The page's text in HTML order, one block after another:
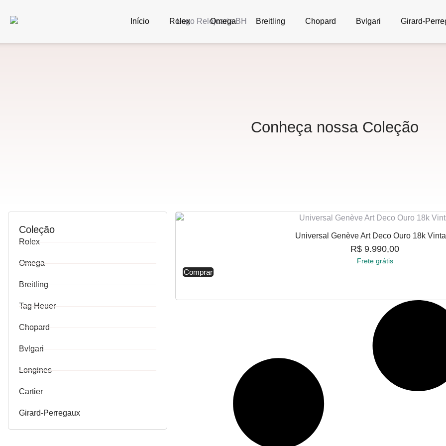
Início Rolex Omega Breitling Chopard Bvlgari Girard-
Conheça nossa Coleção
Coleção
Rolex
Omega
Breitling
Tag Heuer
Chopard
Bvlgari
Longines
Cartier
Girard-Perregaux
Universal Genève Art Deco Ouro 18k
R$ 9.990,00
Frete grátis
Comprar